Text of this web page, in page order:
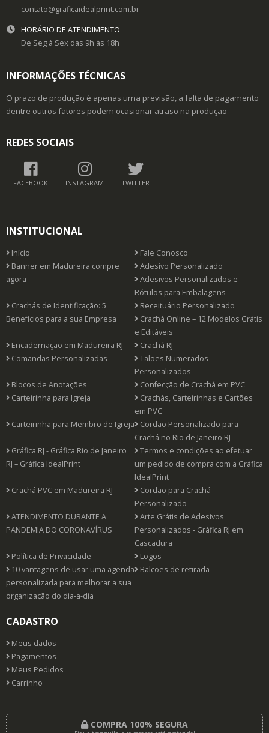
contato@graficaidealprint.com.br
HORÁRIO DE ATENDIMENTO
De Seg à Sex das 9h às 18h
INFORMAÇÕES TÉCNICAS
O prazo de produção é apenas uma previsão, a falta de pagamento
dentre outros fatores podem ocasionar atraso na produção
REDES SOCIAIS
FACEBOOK INSTAGRAM TWITTER
INSTITUCIONAL
Início
Fale Conosco
Banner em Madureira compre
agora
Adesivo Personalizado
Adesivos Personalizados e
Rótulos para Embalagens
Crachás de Identificação: 5
Benefícios para a sua Empresa
Receituário Personalizado
Crachá Online – 12 Modelos Grátis
e Editáveis
Encadernação em Madureira RJ
Crachá RJ
Comandas Personalizadas
Talões Numerados
Personalizados
Blocos de Anotações
Confecção de Crachá em PVC
Carteirinha para Igreja
Crachás, Carteirinhas e Cartões
em PVC
Carteirinha para Membro de Igreja
Cordão Personalizado para
Crachá no Rio de Janeiro RJ
Gráfica RJ - Gráfica Rio de Janeiro
RJ – Gráfica IdealPrint
Termos e condições ao efetuar
um pedido de compra com a Gráfica
IdealPrint
Crachá PVC em Madureira RJ
Cordão para Crachá
Personalizado
ATENDIMENTO DURANTE A
PANDEMIA DO CORONAVÍRUS
Arte Grátis de Adesivos
Personalizados - Gráfica RJ em
Cascadura
Política de Privacidade
Logos
10 vantagens de usar uma agenda
personalizada para melhorar a sua
organização do dia-a-dia
Balcões de retirada
CADASTRO
Meus dados
Pagamentos
Meus Pedidos
Carrinho
COMPRA 100% SEGURA